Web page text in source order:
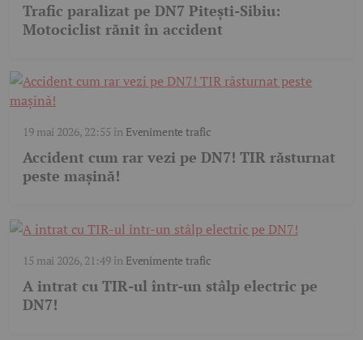
Trafic paralizat pe DN7 Pitești-Sibiu:
Motociclist rănit în accident
19 mai 2026, 22:55 în Evenimente trafic
Accident cum rar vezi pe DN7! TIR răsturnat
peste mașină!
15 mai 2026, 21:49în Evenimente trafic
A intrat cu TIR-ul într-un stâlp electric pe
DN7!